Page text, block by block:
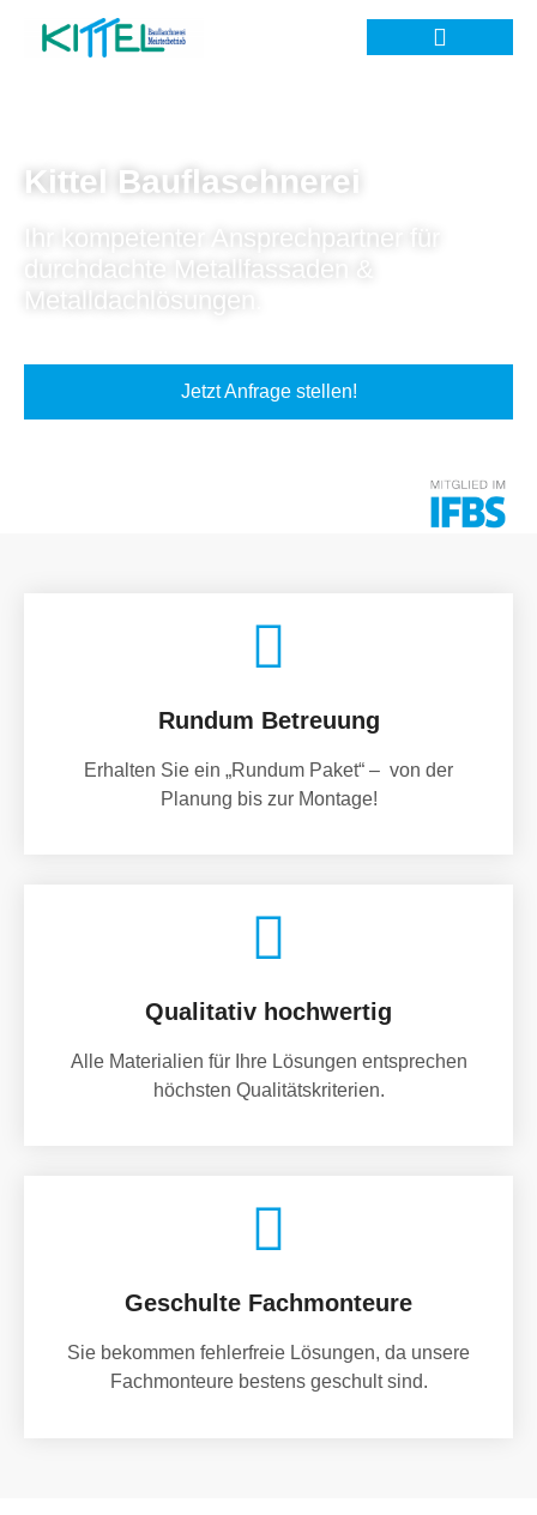
Kittel Bauflaschnerei
Ihr kompetenter Ansprechpartner für
durchdachte Metallfassaden &
Metalldachlösungen.
Jetzt Anfrage stellen!
Rundum Betreuung
Erhalten Sie ein „Rundum Paket“ – von der
Planung bis zur Montage!
Qualitativ hochwertig
Alle Materialien für Ihre Lösungen entsprechen
höchsten Qualitätskriterien.
Geschulte Fachmonteure
Sie bekommen fehlerfreie Lösungen, da unsere
Fachmonteure bestens geschult sind.